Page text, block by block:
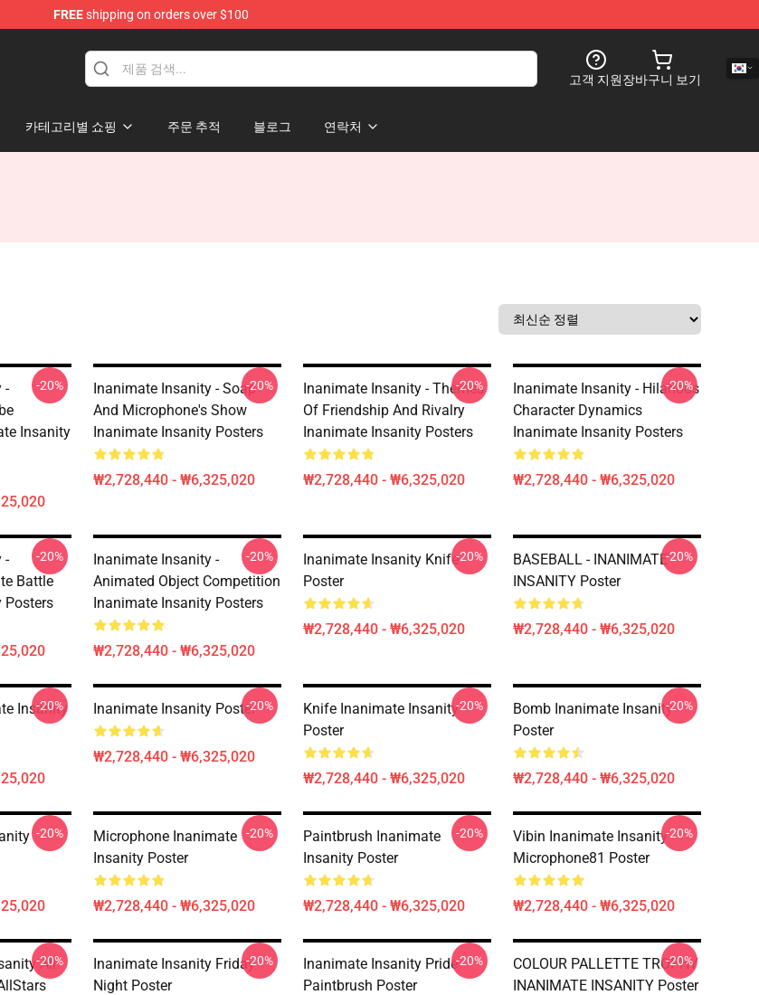
FREEshipping on orders over $100
Shop
고객 지원장바구니 보기
카테고리별 쇼핑 주문 추적 블로그 연락처
-
Insanity
-20%
Inanimate Insanity - Soap
And Microphone's Show
Inanimate Insanity Posters
₩2,728,440 - ₩6,325,020
-20%
Inanimate Insanity - Themes
Of Friendship And Rivalry
Inanimate Insanity Posters
₩2,728,440 - ₩6,325,020
-20%
Inanimate Insanity - Hilarious
Character Dynamics
Inanimate Insanity Posters
₩2,728,440 - ₩6,325,020
-20%
-
Battle
Posters
-20%
Inanimate Insanity -
Animated Object Competition
Inanimate Insanity Posters
₩2,728,440 - ₩6,325,020
-20%
Inanimate Insanity Knife
Poster
₩2,728,440 - ₩6,325,020
-20%
BASEBALL - INANIMATE
INSANITY Poster
₩2,728,440 - ₩6,325,020
-20%
Insanity
-20% Inanimate Insanity Poster
₩2,728,440 - ₩6,325,020
-20%
Knife Inanimate Insanity
Poster
₩2,728,440 - ₩6,325,020
-20%
Bomb Inanimate Insanity
Poster
₩2,728,440 - ₩6,325,020
-20%
-20%
Microphone Inanimate
Insanity Poster
₩2,728,440 - ₩6,325,020
-20%
Paintbrush Inanimate
Insanity Poster
₩2,728,440 - ₩6,325,020
-20%
Vibin Inanimate Insanity
Microphone81 Poster
₩2,728,440 - ₩6,325,020
-20%
All
-20%
Inanimate Insanity Friday
Night Poster
-20%
Inanimate Insanity Pride
Paintbrush Poster
-20%
COLOUR PALLETTE TROPHY
INANIMATE INSANITY Poster
-20%